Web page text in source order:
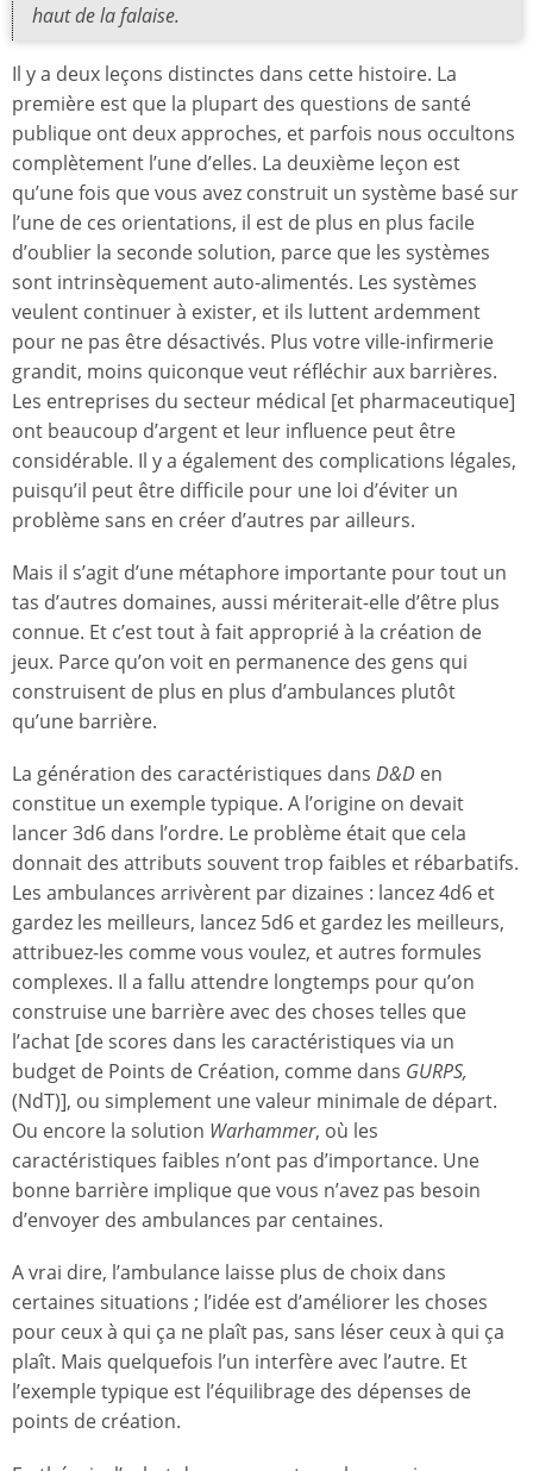
haut de la falaise.
Il y a deux leçons distinctes dans cette histoire. La
première est que la plupart des questions de santé
publique ont deux approches, et parfois nous occultons
complètement l’une d’elles. La deuxième leçon est
qu’une fois que vous avez construit un système basé sur
l’une de ces orientations, il est de plus en plus facile
d’oublier la seconde solution, parce que les systèmes
sont intrinsèquement auto-alimentés. Les systèmes
veulent continuer à exister, et ils luttent ardemment
pour ne pas être désactivés. Plus votre ville-infirmerie
grandit, moins quiconque veut réfléchir aux barrières.
Les entreprises du secteur médical [et pharmaceutique]
ont beaucoup d’argent et leur influence peut être
considérable. Il y a également des complications légales,
puisqu’il peut être difficile pour une loi d’éviter un
problème sans en créer d’autres par ailleurs.
Mais il s’agit d’une métaphore importante pour tout un
tas d’autres domaines, aussi mériterait-elle d’être plus
connue. Et c’est tout à fait approprié à la création de
jeux. Parce qu’on voit en permanence des gens qui
construisent de plus en plus d’ambulances plutôt
qu’une barrière.
La génération des caractéristiques dans D&D en
constitue un exemple typique. A l’origine on devait
lancer 3d6 dans l’ordre. Le problème était que cela
donnait des attributs souvent trop faibles et rébarbatifs.
Les ambulances arrivèrent par dizaines : lancez 4d6 et
gardez les meilleurs, lancez 5d6 et gardez les meilleurs,
attribuez-les comme vous voulez, et autres formules
complexes. Il a fallu attendre longtemps pour qu’on
construise une barrière avec des choses telles que
l’achat [de scores dans les caractéristiques via un
budget de Points de Création, comme dans GURPS,
(NdT)], ou simplement une valeur minimale de départ.
Ou encore la solution Warhammer, où les
caractéristiques faibles n’ont pas d’importance. Une
bonne barrière implique que vous n’avez pas besoin
d’envoyer des ambulances par centaines.
A vrai dire, l’ambulance laisse plus de choix dans
certaines situations ; l’idée est d’améliorer les choses
pour ceux à qui ça ne plaît pas, sans léser ceux à qui ça
plaît. Mais quelquefois l’un interfère avec l’autre. Et
l’exemple typique est l’équilibrage des dépenses de
points de création.